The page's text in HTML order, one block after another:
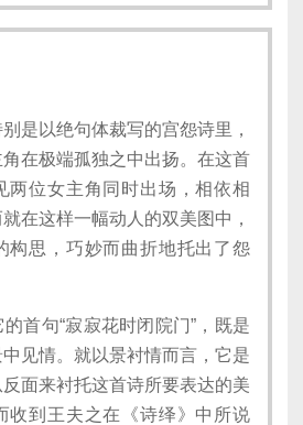
是以绝句体裁写的宫怨诗里，
在极端孤独之中出扬。在这首
两位女主角同时出场，相依相
在这样一幅动人的双美图中，
构思，巧妙而曲折地托出了怨
首句“寂寂花时闭院门”，既是
见情。就以景衬情而言，它是
面来衬托这首诗所要表达的美
收到王夫之在《诗绎》中所说